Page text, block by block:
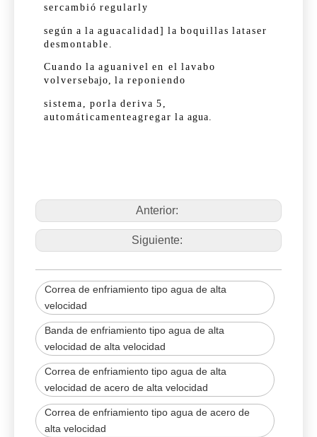
sercambió regularly
según a la aguacalidad] la boquillas lataser
desmontable.
Cuando la aguanivel en el lavabo
volversebajo, la reponiendo
sistema, porla deriva 5,
automáticamenteagregar la agua.
Anterior:
Siguiente:
Correa de enfriamiento tipo agua de alta
velocidad
Banda de enfriamiento tipo agua de alta
velocidad de alta velocidad
Correa de enfriamiento tipo agua de alta
velocidad de acero de alta velocidad
Correa de enfriamiento tipo agua de acero de
alta velocidad